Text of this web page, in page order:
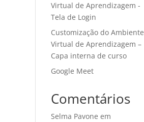
Virtual de Aprendizagem -
Tela de Login
Customização do Ambiente
Virtual de Aprendizagem –
Capa interna de curso
Google Meet
Comentários
Selma Pavone em